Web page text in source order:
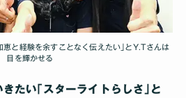
恵と経験を余すことなく伝えたい｣とY.Tさんは
目を輝かせる
たい｢スターライトらしさ｣と